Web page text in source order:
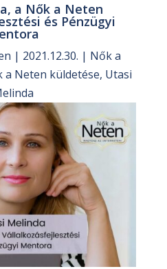
a Nők a Neten
és Pénzügyi
| 2021.12.30. | Nők a
a Neten küldetése, Utasi